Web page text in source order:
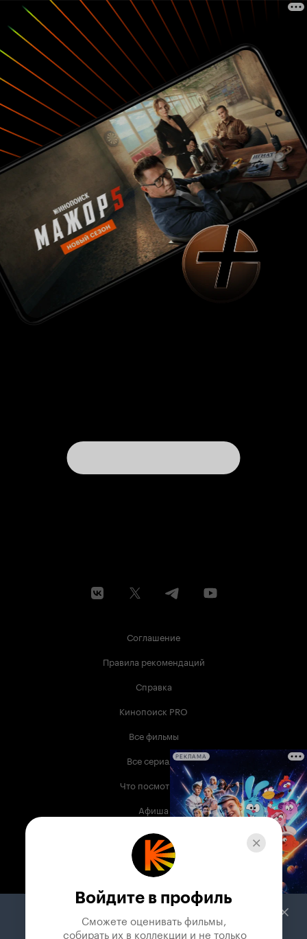
Соглашение
Правила рекомендаций
Справка
Кинопоиск PRO
Все фильмы
Все сериалы
Что посмотреть
Афиша
Музыка
Телепрограмма
Служба поддержки
РЕКЛАМА
Войдите в профиль
Сможете оценивать фильмы,
собирать их в коллекции и не только